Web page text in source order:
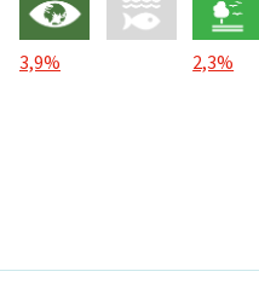
3,9% 2,3%